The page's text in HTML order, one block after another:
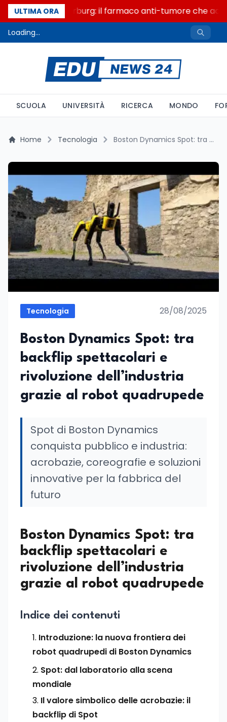
ULTIMA ORA
Un secolo di Warburg: il farmaco anti-tumore che
Loading...
SCUOLA UNIVERSITÀ RICERCA MONDO
Home Tecnologia Boston Dynamics Spot: tra backflip spettacolari e rivoluzione dell’industria grazie al robot quadrupede
Tecnologia 28/08/2025
Boston Dynamics Spot: tra
backflip spettacolari e
rivoluzione dell’industria
grazie al robot quadrupede
Spot di Boston Dynamics
conquista pubblico e industria:
acrobazie, coreografie e soluzioni
innovative per la fabbrica del
futuro
Boston Dynamics Spot: tra
backflip spettacolari e
rivoluzione dell’industria
grazie al robot quadrupede
Indice dei contenuti
Introduzione: la nuova frontiera dei
robot quadrupedi di Boston Dynamics
Spot: dal laboratorio alla scena
mondiale
Il valore simbolico delle acrobazie: il
backflip di Spot